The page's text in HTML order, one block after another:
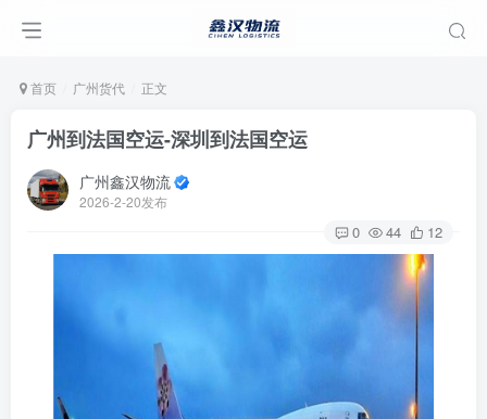
首页 广州货代 正文
广州到法国空运-深圳到法国空运
广州鑫汉物流
2026-2-20发布
0 44 12